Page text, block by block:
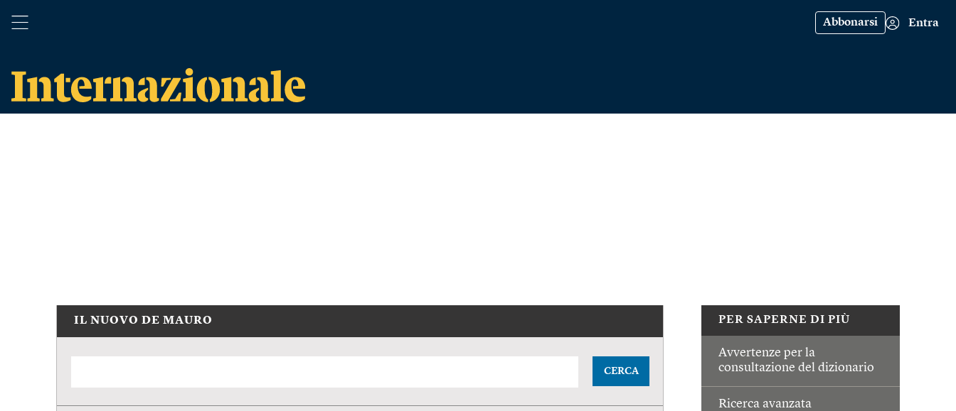
Abbonarsi Entra
PER SAPERNE DI PIÙ
Avvertenze per la
consultazione del dizionario
Ricerca avanzata
IL NUOVO DE MAURO
CERCA